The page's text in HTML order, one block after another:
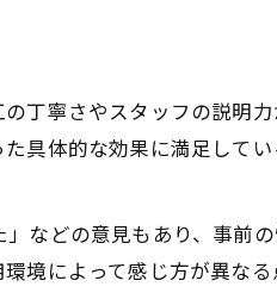
られる納得の仕上がり
ーティングの魅力
実と選択ポイント
の裏側を徹底解説
丁寧さやスタッフの説明
具体的な効果に満足して
などの意見もあり、事前
境によって感じ方が異なる